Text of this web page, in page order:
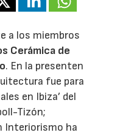
a los miembros
Cerámica de
. En la presenten
fue para
en Ibiza’ del
Tizón;
Interiorismo ha